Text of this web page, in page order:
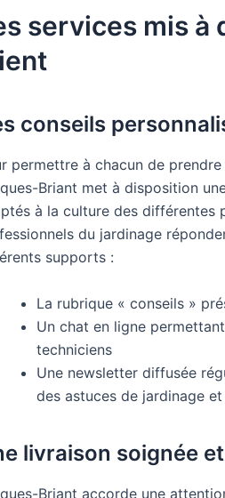
services mis à
conseils
permettre à chacun de
Briant met à disposition
à la culture des différentes
du jardinage
supports :
La rubrique « conseils »
Un chat en ligne
techniciens
Une newsletter diffusée
des astuces de jardinage
livraison soignée
Briant accorde une